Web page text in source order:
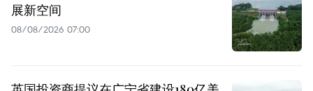
展新空间
08/08/2026 07:00